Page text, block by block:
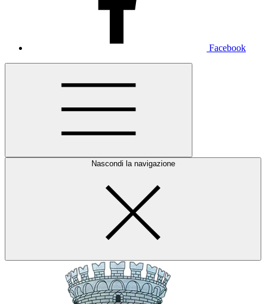
Facebook
Nascondi la navigazione